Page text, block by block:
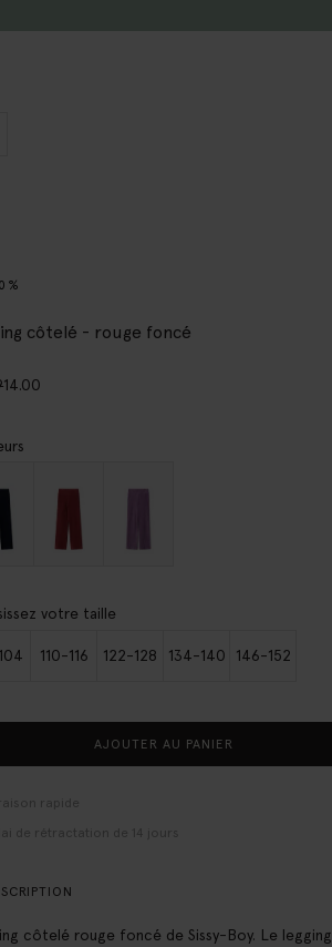
côtelé - rouge foncé
14.00
votre taille
110-116 122-128 134-140 146-152
AJOUTER AU PANIER
rapide
de rétractation de 14 jours
côtelé rouge foncé de Sissy-Boy. Le legging